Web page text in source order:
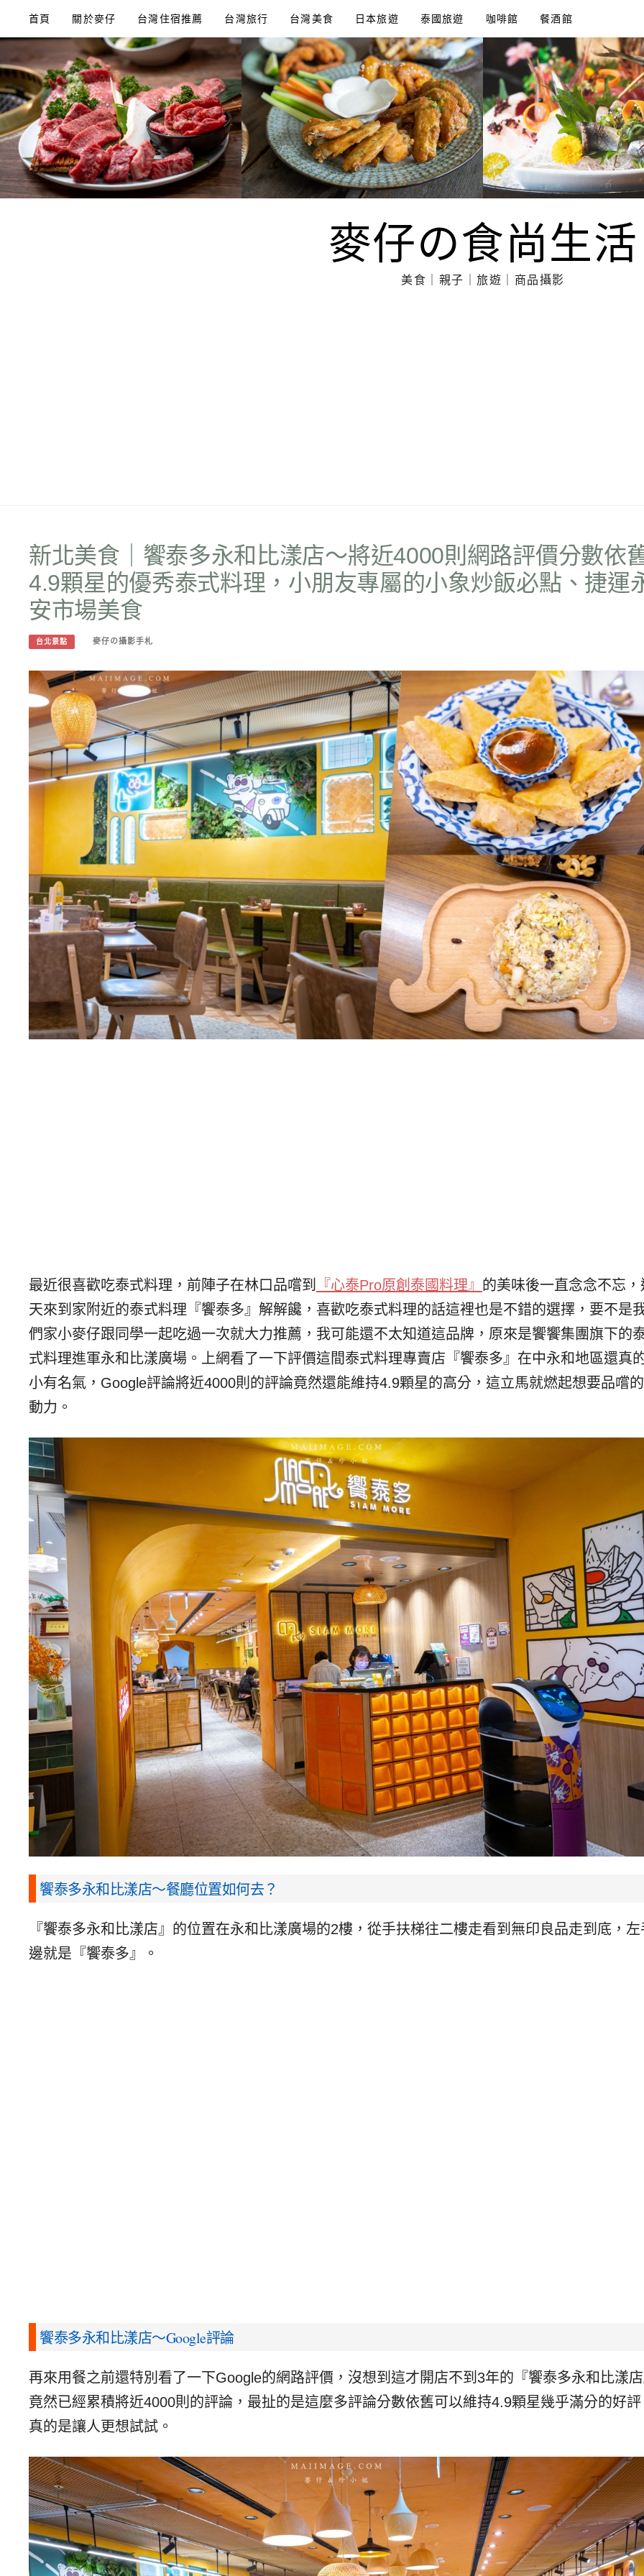
content
首頁 關於麥仔 台灣住宿推薦 台灣旅行 台灣美食 日本旅遊 泰國旅遊 咖啡館 餐酒館
麥仔の食尚生活
美食｜親子｜旅遊｜商品攝影
新北美食｜饗泰多永和比漾店～將近4000則網路評價分數依
4.9顆星的優秀泰式料理，小朋友專屬的小象炒飯必點、捷運
安市場美食
台北景點 麥仔の攝影手札
最近很喜歡吃泰式料理，前陣子在林口品嚐到 『心泰Pro原創泰國料理』 的美味後一直念念不忘，
天來到家附近的泰式料理『饗泰多』解解饞，喜歡吃泰式料理的話這裡也是不錯的選擇，要不是
們家小麥仔跟同學一起吃過一次就大力推薦，我可能還不太知道這品牌 ，原來是饗饗集團旗下的
式料理進軍永和比漾廣場。上網看了一下評價這間泰式料理專賣店『饗泰多』在中永和地區還真
小有名氣，Google評論將近4000則的評論竟然還能維持4.9顆星的高分，這立馬就燃起想要品嚐的
動力。
饗泰多永和比漾店～餐廳位置如何去？
『饗泰多永和比漾店』的位置在永和比漾廣場的2樓，從手扶梯往二樓走看到無印良品走到底，左
邊就是『饗泰多』。
饗泰多永和比漾店～Google評論
再來用餐之前還特別看了一下Google的網路評價，沒想到這才開店不到3年的『饗泰多永和比漾
竟然已經累積將近4000則的評論，最扯的是這麼多評論分數依舊可以維持4.9顆星幾乎滿分的好評
真的是讓人更想試試。